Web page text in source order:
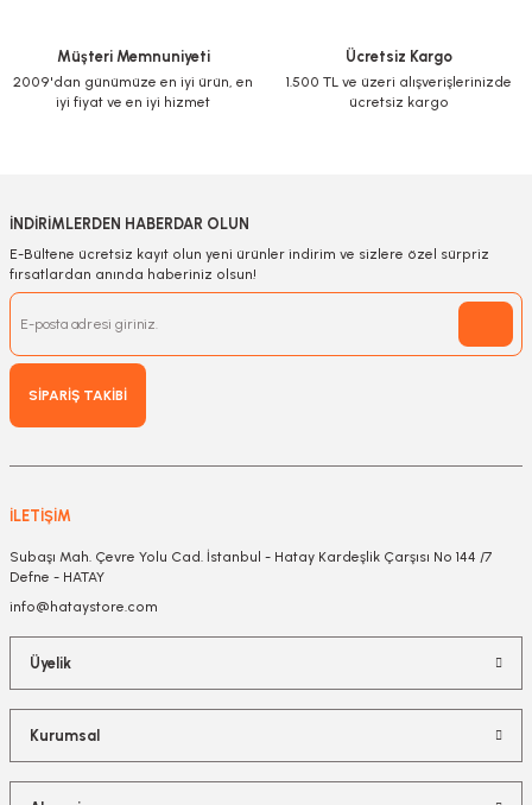
Müşteri Memnuniyeti
2009'dan günümüze en iyi ürün, en
iyi fiyat ve en iyi hizmet
Ücretsiz Kargo
1.500 TL ve üzeri alışverişlerinizde
ücretsiz kargo
İNDİRİMLERDEN HABERDAR OLUN
E-Bültene ücretsiz kayıt olun yeni ürünler indirim ve sizlere özel sürpriz
fırsatlardan anında haberiniz olsun!
SİPARİŞ TAKİBİ
İLETİŞİM
Subaşı Mah. Çevre Yolu Cad. İstanbul - Hatay Kardeşlik Çarşısı No 144 /7
Defne - HATAY
info@hataystore.com
Üyelik
Kurumsal